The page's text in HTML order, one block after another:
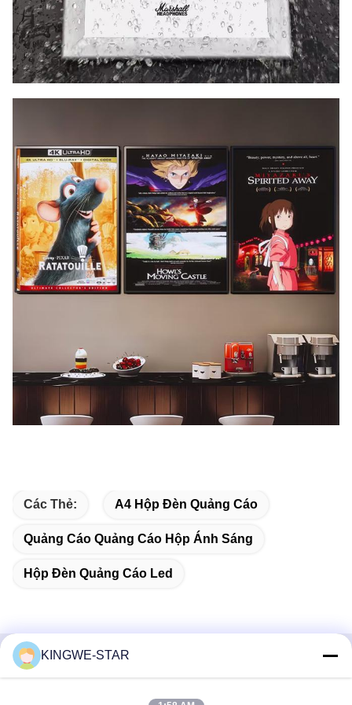
Các Thẻ: A4 Hộp Đèn Quảng Cáo
Quảng Cáo Quảng Cáo Hộp Ánh Sáng
Hộp Đèn Quảng Cáo Led
Liên lạc nhanh
KINGWE-STAR